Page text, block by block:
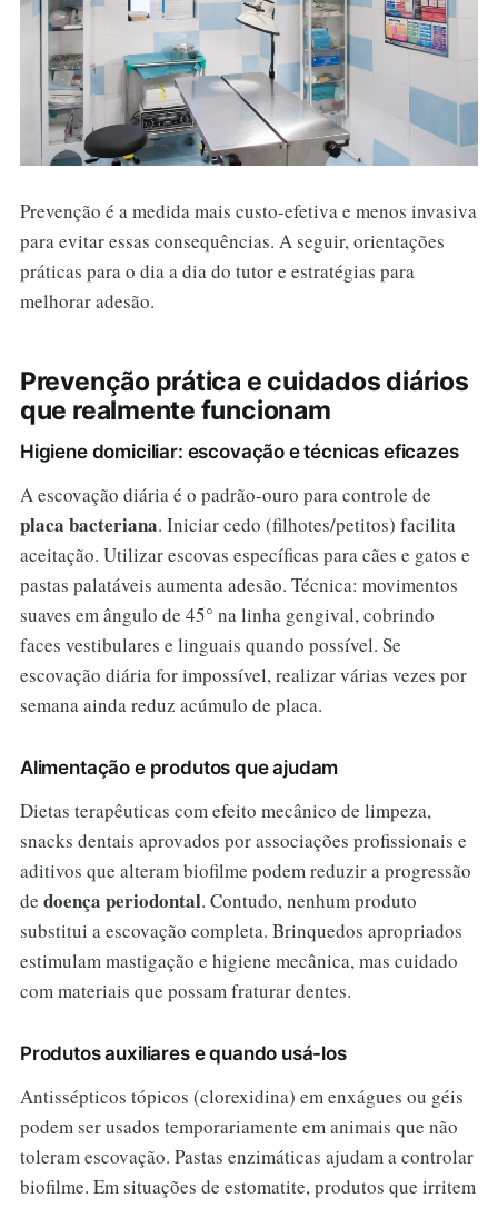
Prevenção é a medida mais custo-efetiva e menos invasiva
para evitar essas consequências. A seguir, orientações
práticas para o dia a dia do tutor e estratégias para
melhorar adesão.
Prevenção prática e cuidados diários
que realmente funcionam
Higiene domiciliar: escovação e técnicas eficazes
A escovação diária é o padrão-ouro para controle de
placa bacteriana. Iniciar cedo (filhotes/petitos) facilita
aceitação. Utilizar escovas específicas para cães e gatos e
pastas palatáveis aumenta adesão. Técnica: movimentos
suaves em ângulo de 45° na linha gengival, cobrindo
faces vestibulares e linguais quando possível. Se
escovação diária for impossível, realizar várias vezes por
semana ainda reduz acúmulo de placa.
Alimentação e produtos que ajudam
Dietas terapêuticas com efeito mecânico de limpeza,
snacks dentais aprovados por associações profissionais e
aditivos que alteram biofilme podem reduzir a progressão
de doença periodontal. Contudo, nenhum produto
substitui a escovação completa. Brinquedos apropriados
estimulam mastigação e higiene mecânica, mas cuidado
com materiais que possam fraturar dentes.
Produtos auxiliares e quando usá-los
Antissépticos tópicos (clorexidina) em enxágues ou géis
podem ser usados temporariamente em animais que não
toleram escovação. Pastas enzimáticas ajudam a controlar
biofilme. Em situações de estomatite, produtos que irritem